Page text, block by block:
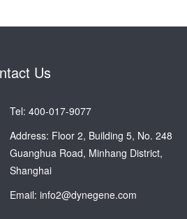
Us
Tel: 400-017-9077
Address: Floor 2, Building 5, No. 248
Guanghua Road, Minhang District,
Shanghai
Email: info2@dynegene.com